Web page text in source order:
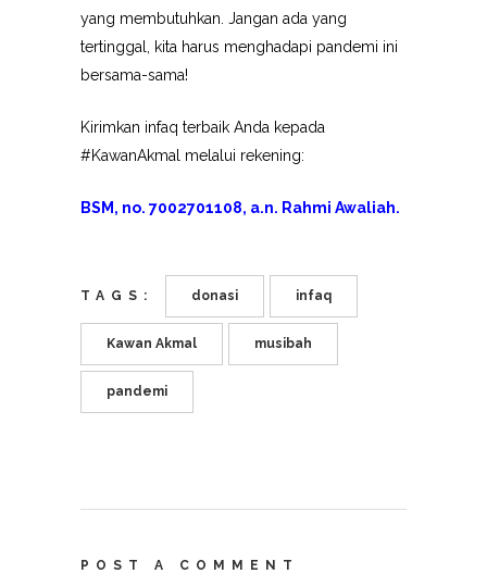
yang membutuhkan. Jangan ada yang
tertinggal, kita harus menghadapi pandemi ini
bersama-sama!
Kirimkan infaq terbaik Anda kepada
#KawanAkmal
melalui rekening:
BSM, no. 7002701108, a.n. Rahmi Awaliah.
TAGS: donasi infaq
Kawan Akmal musibah
pandemi
POST A COMMENT